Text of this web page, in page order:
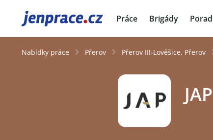
JenPráce.cz Práce Brigády
Nabídky práce Přerov Přerov III-Lověšice, Přerov